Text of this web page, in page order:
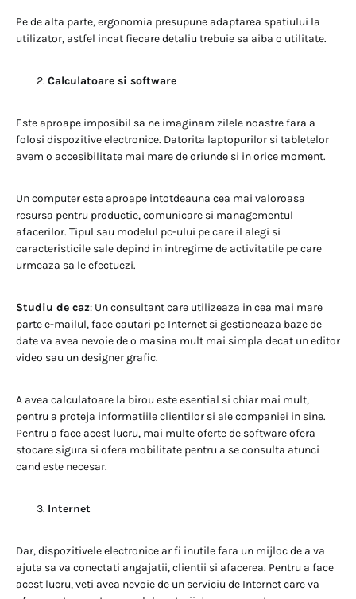
Pe de alta parte, ergonomia presupune adaptarea spatiului la
utilizator, astfel incat fiecare detaliu trebuie sa aiba o utilitate.
Calculatoare si software
Este aproape imposibil sa ne imaginam zilele noastre fara a
folosi dispozitive electronice. Datorita laptopurilor si tabletelor
avem o accesibilitate mai mare de oriunde si in orice moment.
Un computer este aproape intotdeauna cea mai valoroasa
resursa pentru productie, comunicare si managementul
afacerilor. Tipul sau modelul pc-ului pe care il alegi si
caracteristicile sale depind in intregime de activitatile pe care
urmeaza sa le efectuezi.
Studiu de caz: Un consultant care utilizeaza in cea mai mare
parte e-mailul, face cautari pe Internet si gestioneaza baze de
date va avea nevoie de o masina mult mai simpla decat un editor
video sau un designer grafic.
A avea calculatoare la birou este esential si chiar mai mult,
pentru a proteja informatiile clientilor si ale companiei in sine.
Pentru a face acest lucru, mai multe oferte de software ofera
stocare sigura si ofera mobilitate pentru a se consulta atunci
cand este necesar.
Internet
Dar, dispozitivele electronice ar fi inutile fara un mijloc de a va
ajuta sa va conectati angajatii, clientii si afacerea. Pentru a face
acest lucru, veti avea nevoie de un serviciu de Internet care va